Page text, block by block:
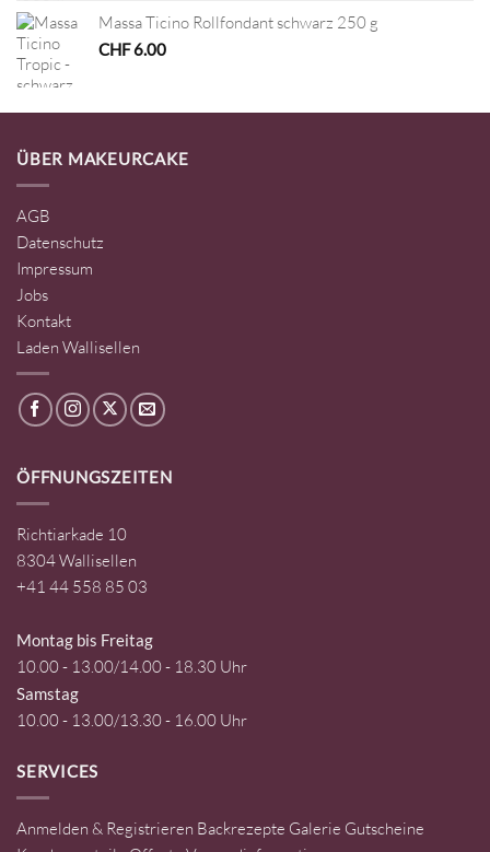
Massa Ticino Rollfondant schwarz 250 g
CHF6.00
ÜBER MAKEURCAKE
AGB
Datenschutz
Impressum
Jobs
Kontakt
Laden Wallisellen
ÖFFNUNGSZEITEN
Richtiarkade 10
8304 Wallisellen
+41 44 558 85 03
Montag bis Freitag
10.00 - 13.00/14.00 - 18.30 Uhr
Samstag
10.00 - 13.00/13.30 - 16.00 Uhr
SERVICES
Anmelden & Registrieren Backrezepte Galerie Gutscheine